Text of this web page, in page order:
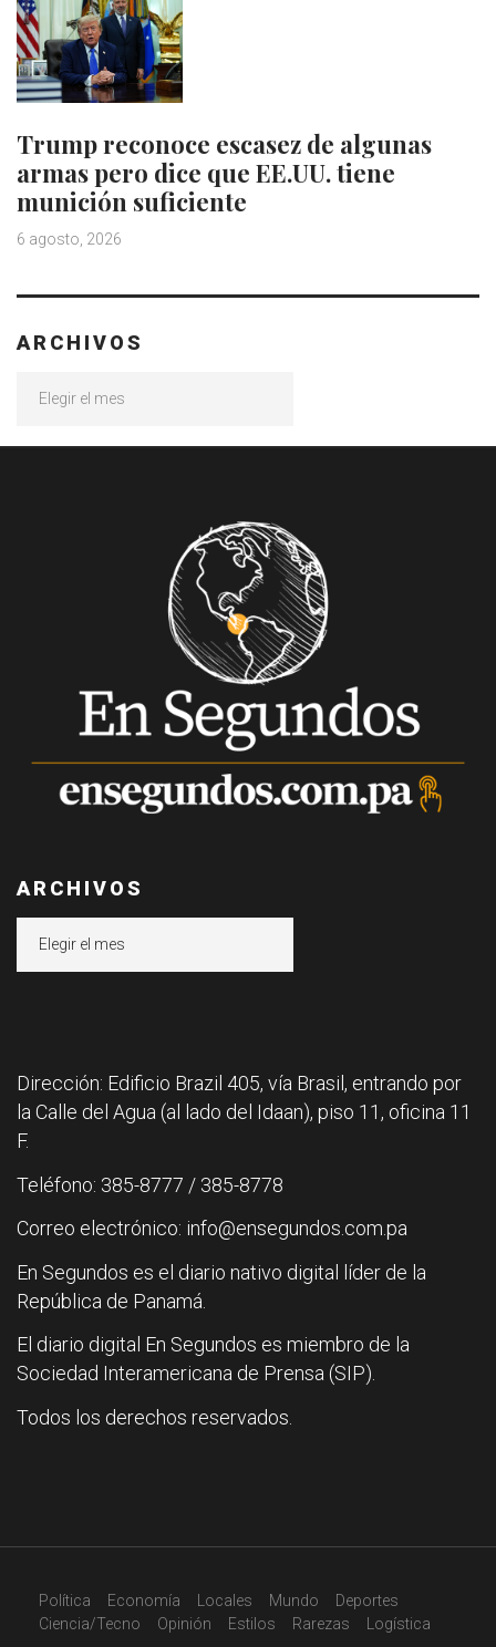
Trump reconoce escasez de algunas
armas pero dice que EE.UU. tiene
munición suficiente
6 agosto, 2026
ARCHIVOS
ARCHIVOS
Dirección: Edificio Brazil 405, vía Brasil, entrando por
la Calle del Agua (al lado del Idaan), piso 11, oficina 11
F.
Teléfono: 385-8777 / 385-8778
Correo electrónico: info@ensegundos.com.pa
En Segundos es el diario nativo digital líder de la
República de Panamá.
El diario digital En Segundos es miembro de la
Sociedad Interamericana de Prensa (SIP).
Todos los derechos reservados.
Política Economía Locales Mundo
Deportes
Ciencia/Tecno
Opinión Estilos Rarezas Logística